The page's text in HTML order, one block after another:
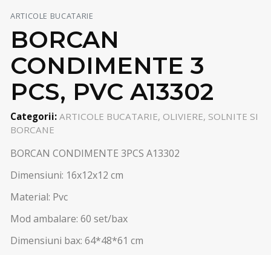
ARTICOLE BUCATARIE
BORCAN
CONDIMENTE 3
PCS, PVC A13302
Categorii: ARTICOLE BUCATARIE, OLIVIERE, SOLNITE SI
BORCANE
BORCAN CONDIMENTE 3PCS A13302
Dimensiuni: 16x12x12 cm
Material: Pvc
Mod ambalare: 60 set/bax
Dimensiuni bax: 64*48*61 cm